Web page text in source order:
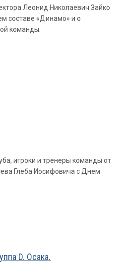
Леонид Николаевич Зайко
составе «Динамо» и о
команды.
игроки и тренеры команды от
Глеба Иосифовича с Днем
D. Осака.